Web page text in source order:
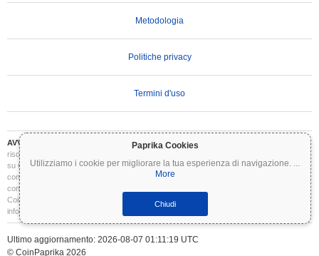
Paprika Cookies
Utilizziamo i cookie per migliorare la tua esperienza di navigazione. ...
More
Chiudi
Metodologia
Politiche privacy
Termini d'uso
AVVERTENZA IMPORTANTE:
Le criptovalute sono altamente volatili e comportano
rischi significativi. Potresti perdere parte o tutto il tuo investimento. Tutte le informazioni
su Coinpaprika sono fornite esclusivamente a scopo informativo e non costituiscono
consulenza finanziaria o di investimento. Conduci sempre le tue ricerche (DYOR) e
consulta un consulente finanziario qualificato prima di prendere decisioni di investimento.
Coinpaprika non è responsabile per eventuali perdite derivanti dall'uso di queste
informazioni.
Ultimo aggiornamento: 2026-08-07 01:11:19 UTC
© CoinPaprika 2026